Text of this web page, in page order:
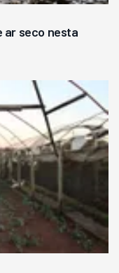
ar seco nesta